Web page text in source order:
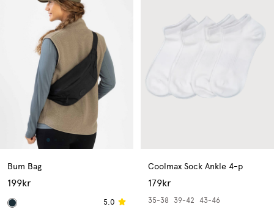
Bum Bag
199kr
5.0
Coolmax Sock Ankle 4-p
179kr
35-38 39-42
43-46